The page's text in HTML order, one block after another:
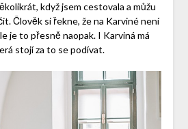
když jsem cestovala a můžu
Člověk si řekne, že na Karviné není
je to přesně naopak. I Karviná má
stojí za to se podívat.